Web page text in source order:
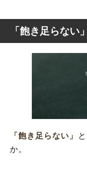
「飽き足ら
「飽き足らない
「飽き足らない」
か。